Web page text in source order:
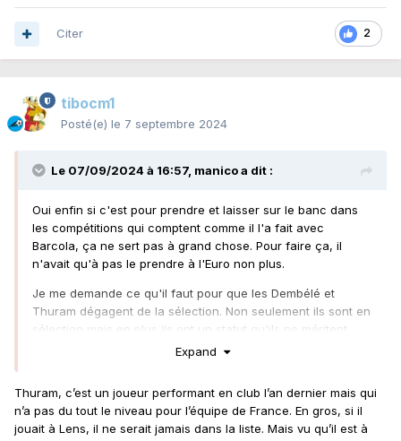
2
Citer
tibocm1
Posté(e) le 7 septembre 2024
Le 07/09/2024 à 16:57, manicoa dit :
Oui enfin si c'est pour prendre et laisser sur le banc dans
les compétitions qui comptent comme il l'a fait avec
Barcola, ça ne sert pas à grand chose. Pour faire ça, il
n'avait qu'à pas le prendre à l'Euro non plus.
Je me demande ce qu'il faut pour que les Dembélé et
Thuram dégagent de la sélection. Non seulement ils sont en
sélection mais en plus ils ont un statut qu'ils ne méritent
Expand
Thuram, c’est un joueur performant en club l’an dernier mais qui
n’a pas du tout le niveau pour l’équipe de France. En gros, si il
jouait à Lens, il ne serait jamais dans la liste. Mais vu qu’il est à